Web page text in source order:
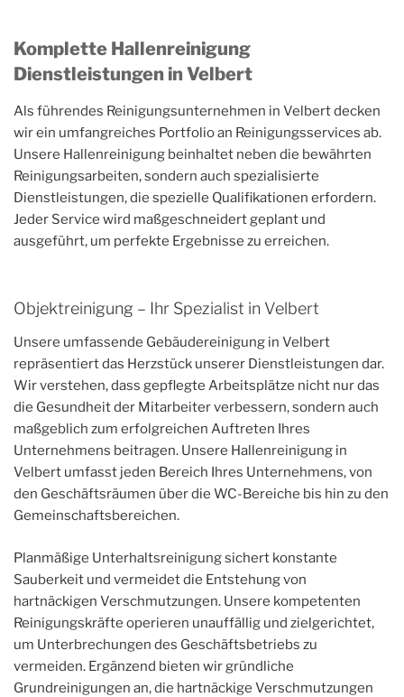
Komplette Hallenreinigung
Dienstleistungen in Velbert
Als führendes Reinigungsunternehmen in Velbert decken
wir ein umfangreiches Portfolio an Reinigungsservices ab.
Unsere Hallenreinigung beinhaltet neben die bewährten
Reinigungsarbeiten, sondern auch spezialisierte
Dienstleistungen, die spezielle Qualifikationen erfordern.
Jeder Service wird maßgeschneidert geplant und
ausgeführt, um perfekte Ergebnisse zu erreichen.
Objektreinigung – Ihr Spezialist in Velbert
Unsere umfassende Gebäudereinigung in Velbert
repräsentiert das Herzstück unserer Dienstleistungen dar.
Wir verstehen, dass gepflegte Arbeitsplätze nicht nur das
die Gesundheit der Mitarbeiter verbessern, sondern auch
maßgeblich zum erfolgreichen Auftreten Ihres
Unternehmens beitragen. Unsere Hallenreinigung in
Velbert umfasst jeden Bereich Ihres Unternehmens, von
den Geschäftsräumen über die WC-Bereiche bis hin zu den
Gemeinschaftsbereichen.
Planmäßige Unterhaltsreinigung sichert konstante
Sauberkeit und vermeidet die Entstehung von
hartnäckigen Verschmutzungen. Unsere kompetenten
Reinigungskräfte operieren unauffällig und zielgerichtet,
um Unterbrechungen des Geschäftsbetriebs zu
vermeiden. Ergänzend bieten wir gründliche
Grundreinigungen an, die hartnäckige Verschmutzungen